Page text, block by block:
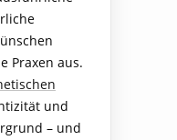
Praxen aus.
und
– und